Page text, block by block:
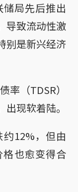
局先后推出
导致流动性激
别是新兴经济
率（TDSR）
现软着陆。
12%，但由
也愈变得合